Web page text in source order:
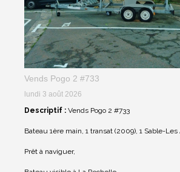
Vends Pogo 2 #733
lundi 3 août 2026
Descriptif : Vends Pogo 2 #733
Bateau 1ère main, 1 transat (2009), 1 Sable-Les
Prêt à naviguer,